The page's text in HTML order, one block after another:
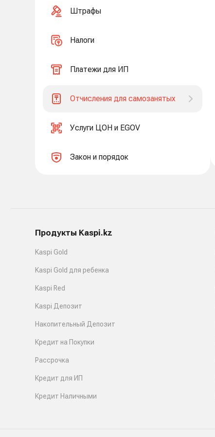
Штрафы
Налоги
Платежи для ИП
Отчисления для самозанятых
Услуги ЦОН и EGOV
Закон и порядок
Продукты Kaspi.kz
Kaspi Gold
Kaspi Gold для ребенка
Kaspi Red
Kaspi Депозит
Накопительный Депозит
Кредит на Покупки
Рассрочка
Кредит для ИП
Кредит Наличными